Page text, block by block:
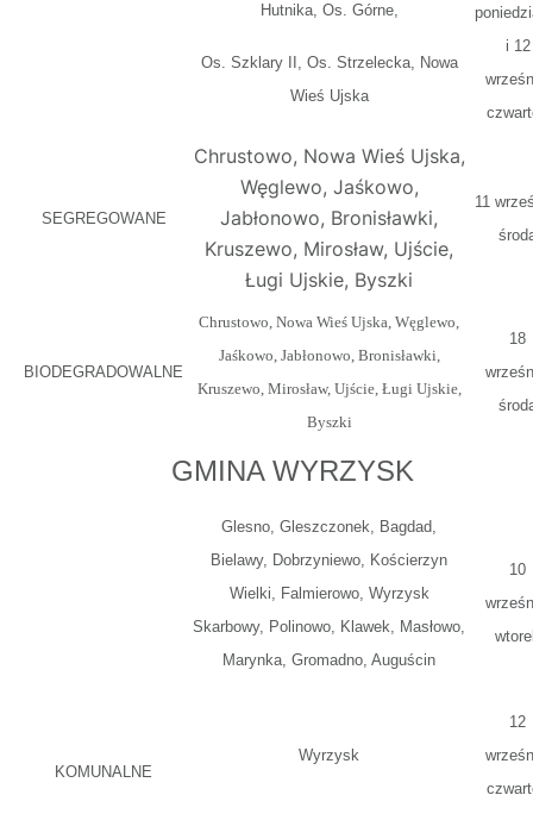
Hutnika, Os. Górne,
Os. Szklary II, Os. Strzelecka, Nowa
Wieś Ujska
i 12
SEGREGOWANE
Chrustowo, Nowa Wieś Ujska,
Węglewo, Jaśkowo,
Jabłonowo, Bronisławki,
Kruszewo, Mirosław, Ujście,
Ługi Ujskie, Byszki
11
BIODEGRADOWALNE
Chrustowo, Nowa Wieś Ujska, Węglewo,
Jaśkowo, Jabłonowo, Bronisławki,
Kruszewo, Mirosław, Ujście, Ługi Ujskie,
Byszki
18
GMINA WYRZYSK
KOMUNALNE
Glesno, Gleszczonek, Bagdad,
Bielawy, Dobrzyniewo, Kościerzyn
Wielki, Falmierowo, Wyrzysk
Skarbowy, Polinowo, Klawek, Masłowo,
Marynka, Gromadno, Auguścin
10
Wyrzysk
12